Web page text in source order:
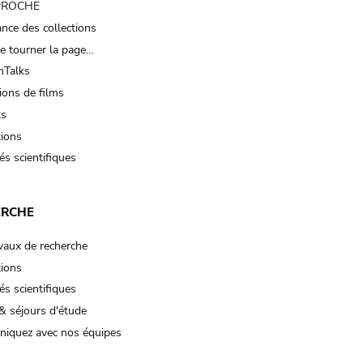
des collections
tourner la page…
de films
scientifiques
de recherche
scientifiques
séjours d'étude
avec nos équipes